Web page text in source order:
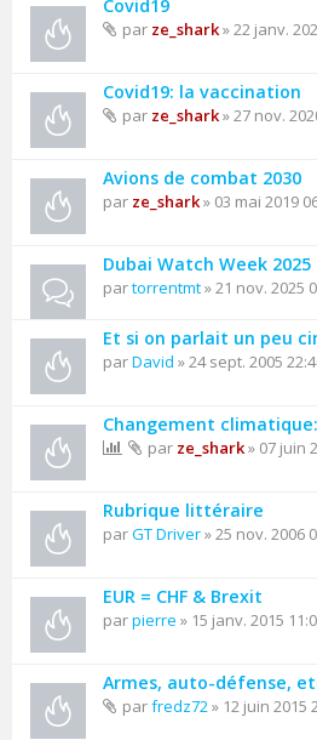
Covid19
par ze_shark» 22 janv.
Covid19: la vaccination
par ze_shark» 27 nov.
Avions de combat 2030
par ze_shark» 03 mai 2019
Dubai Watch Week 2025
partorrentmt» 21 nov. 2025
Et si on parlait un peu
parDavid » 24 sept. 2005
Changement
par ze_shark» 07 juin
Rubrique littéraire
parGT Driver» 25 nov. 2006
EUR = CHF & Brexit
parpierre » 15 janv. 2015
Armes, auto-défense,
parfredz72» 12 juin 2015